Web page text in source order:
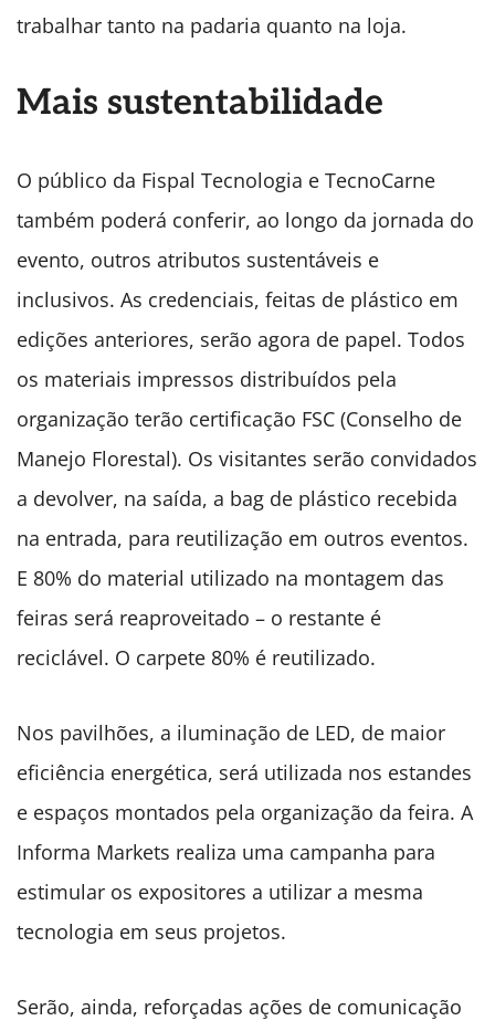
trabalhar tanto na padaria quanto na loja.
Mais sustentabilidade
O público da Fispal Tecnologia e TecnoCarne
também poderá conferir, ao longo da jornada do
evento, outros atributos sustentáveis e
inclusivos. As credenciais, feitas de plástico em
edições anteriores, serão agora de papel. Todos
os materiais impressos distribuídos pela
organização terão certificação FSC (Conselho de
Manejo Florestal). Os visitantes serão convidados
a devolver, na saída, a bag de plástico recebida
na entrada, para reutilização em outros eventos.
E 80% do material utilizado na montagem das
feiras será reaproveitado – o restante é
reciclável. O carpete 80% é reutilizado.
Nos pavilhões, a iluminação de LED, de maior
eficiência energética, será utilizada nos estandes
e espaços montados pela organização da feira. A
Informa Markets realiza uma campanha para
estimular os expositores a utilizar a mesma
tecnologia em seus projetos.
Serão, ainda, reforçadas ações de comunicação